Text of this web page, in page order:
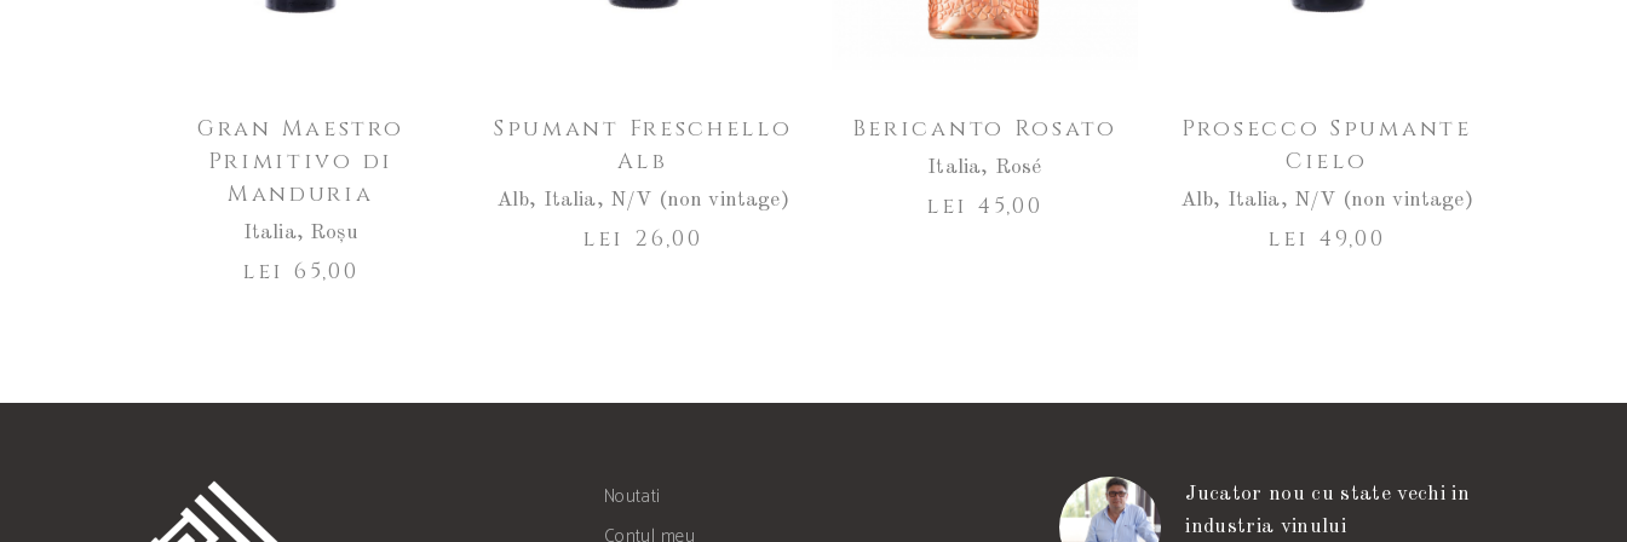
Gran Maestro
Primitivo di
Manduria
Italia, Roșu
lei 65,00
Spumant Freschello
Alb
Alb, Italia, N/V (non vintage)
lei 26,00
Bericanto Rosato
Italia, Rosé
lei 45,00
Prosecco Spumante
Cielo
Alb, Italia, N/V (non vintage)
lei 49,00
Noutati
Jucator nou cu state vechi in
industria vinului